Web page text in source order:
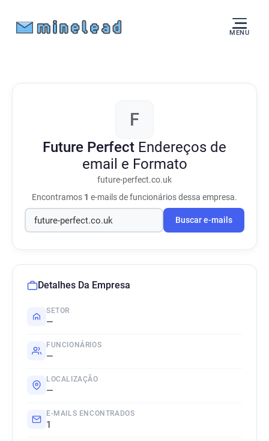
MENU
F
Future Perfect Endereços de
email e Formato
future-perfect.co.uk
Encontramos 1 e-mails de funcionários dessa empresa.
Buscar e-mails
Detalhes Da Empresa
SETOR
—
FUNCIONÁRIOS
—
LOCALIZAÇÃO
—
E-MAILS ENCONTRADOS
1